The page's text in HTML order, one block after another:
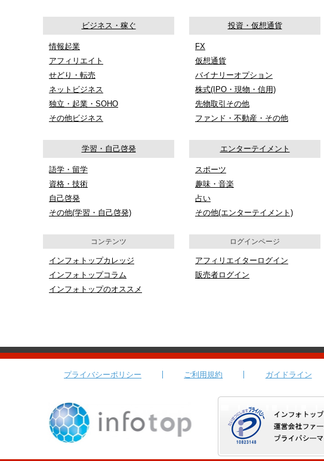
ビジネス・稼ぐ
情報起業
アフィリエイト
せどり・転売
ネットビジネス
独立・起業・SOHO
その他ビジネス
投資・仮想通貨
FX
仮想通貨
バイナリーオプション
株式(IPO・現物・信用)
先物取引その他
ファンド・不動産・その他
学習・自己啓発
語学・留学
資格・技術
自己啓発
その他(学習・自己啓発)
エンターテイメント
スポーツ
趣味・音楽
占い
その他(エンターテイメント)
コンテンツ
インフォトップカレッジ
インフォトップコラム
インフォトップのオススメ
ログインページ
アフィリエイターログイン
販売者ログイン
プライバシーポリシー ご利用規約 ガイドライン